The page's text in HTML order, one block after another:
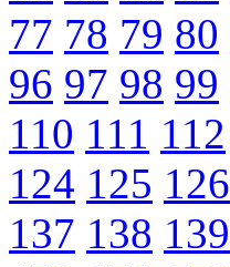
77 78 79 80
96 97 98 99
110 111 112
124 125 126
137 138 139